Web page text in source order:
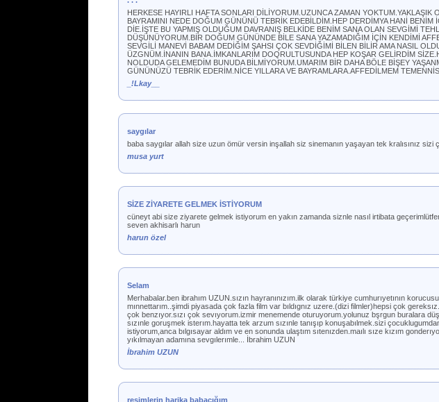
HERKESE HAYIRLI HAFTA SONLARI DİLİYORUM.UZUNCA ZAMAN
BAYRAMINI NEDE DOĞUM GÜNÜNÜ TEBRİK EDEBİLDİM.HEP DERDİMYA HANİ
DİE.İŞTE BU YAPMIŞ OLDUĞUM DAVRANIŞ BELKİDE BENİM SANA OLAN SEVGİMİ
DÜŞÜNÜYORUM.BİR DOĞUM GÜNÜNDE BİLE SANA YAZAMADIĞIM İÇİN KENDİMİ
SEVGİLİ MANEVİ BABAM DEDİĞİM ŞAHSI ÇOK SEVDİĞİMİ BİLEN BİLİR AMA NASIL
ÜZGNÜM.İNANIN BANA.İMKANLARIM DOQRULTUSUNDA HEP KOŞAR GELİRDİM
NOLDUDA GELEMEDİM BUNUDA BİLMİYORUM.UMARIM BİR DAHA BÖLE BİŞEY
GÜNÜNÜZÜ TEBRİK EDERİM.NİCE YILLARA VE BAYRAMLARA.AFFEDİLMEM
_!Lkay__
saygılar
baba saygılar allah size uzun ömür versin inşallah siz sinemanın yaşayan tek kralısınız sizi
musa yurt
SİZE ZİYARETE GELMEK İSTİYORUM
cüneyt abi size ziyarete gelmek istiyorum en yakın zamanda siznle nasıl irtibata
seven akhisarlı harun
harun özel
Selam
Merhabalar.ben ibrahım UZUN.sızın hayranınızım.ilk olarak türkiye cumhurıyetının
mınnettarım..şimdi piyasada çok fazla film var bıldıgnız uzere.(dizi filmler)hepsi çok
çok benzıyor.sızı çok sevıyorum.izmir menemende oturuyorum.yolunuz bşrgun buralara
sızınle goruşmek isterım.hayatta tek arzum sızınle tanışıp konuşabılmek.sizi
istiyorum,anca bılgısayar aldım ve en sonunda ulaştım sıtenızden.maılı sıze kızım
yıkılmayan adamına sevgılerımle... İbrahim UZUN
İbrahim UZUN
resimlerin harika babacığım